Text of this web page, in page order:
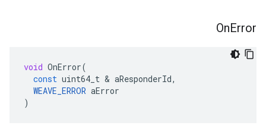
OnError
void OnError(
const uint64_t & aResponderId,
WEAVE_ERROR aError
)